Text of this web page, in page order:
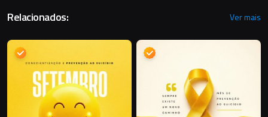
Relacionados: Ver mais